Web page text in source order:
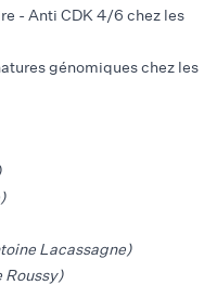
- Anti CDK 4/6 chez les
génomiques chez les
Lacassagne)
Roussy)